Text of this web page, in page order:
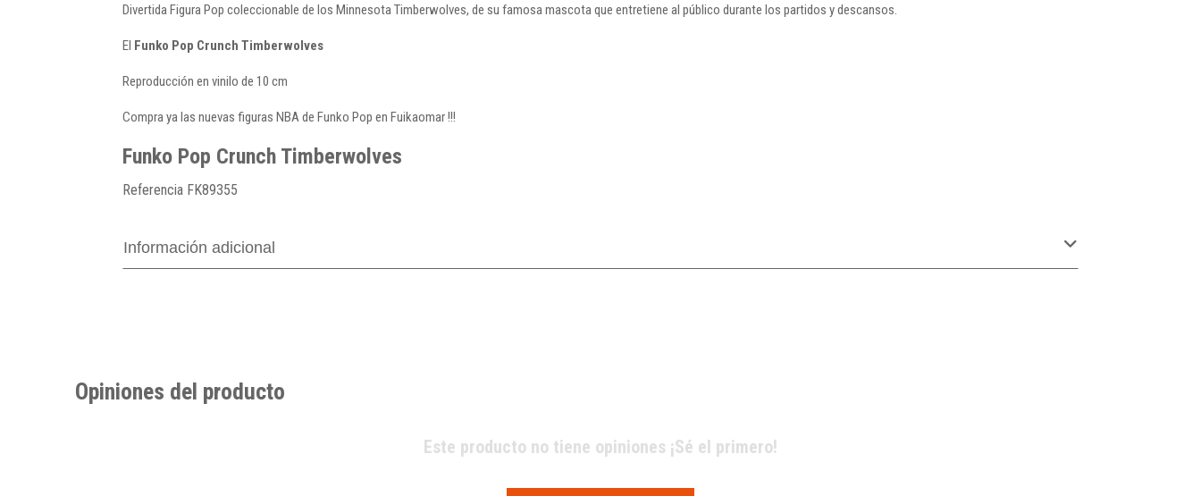
Divertida Figura Pop coleccionable de los Minnesota Timberwolves, de su famosa mascota que entretiene al público durante los partidos y descansos.
El Funko Pop Crunch Timberwolves
Reproducción en vinilo de 10 cm
Compra ya las nuevas figuras NBA de Funko Pop en Fuikaomar !!!
Funko Pop Crunch Timberwolves
Referencia FK89355
Información adicional
Opiniones del producto
Este producto no tiene opiniones ¡Sé el primero!